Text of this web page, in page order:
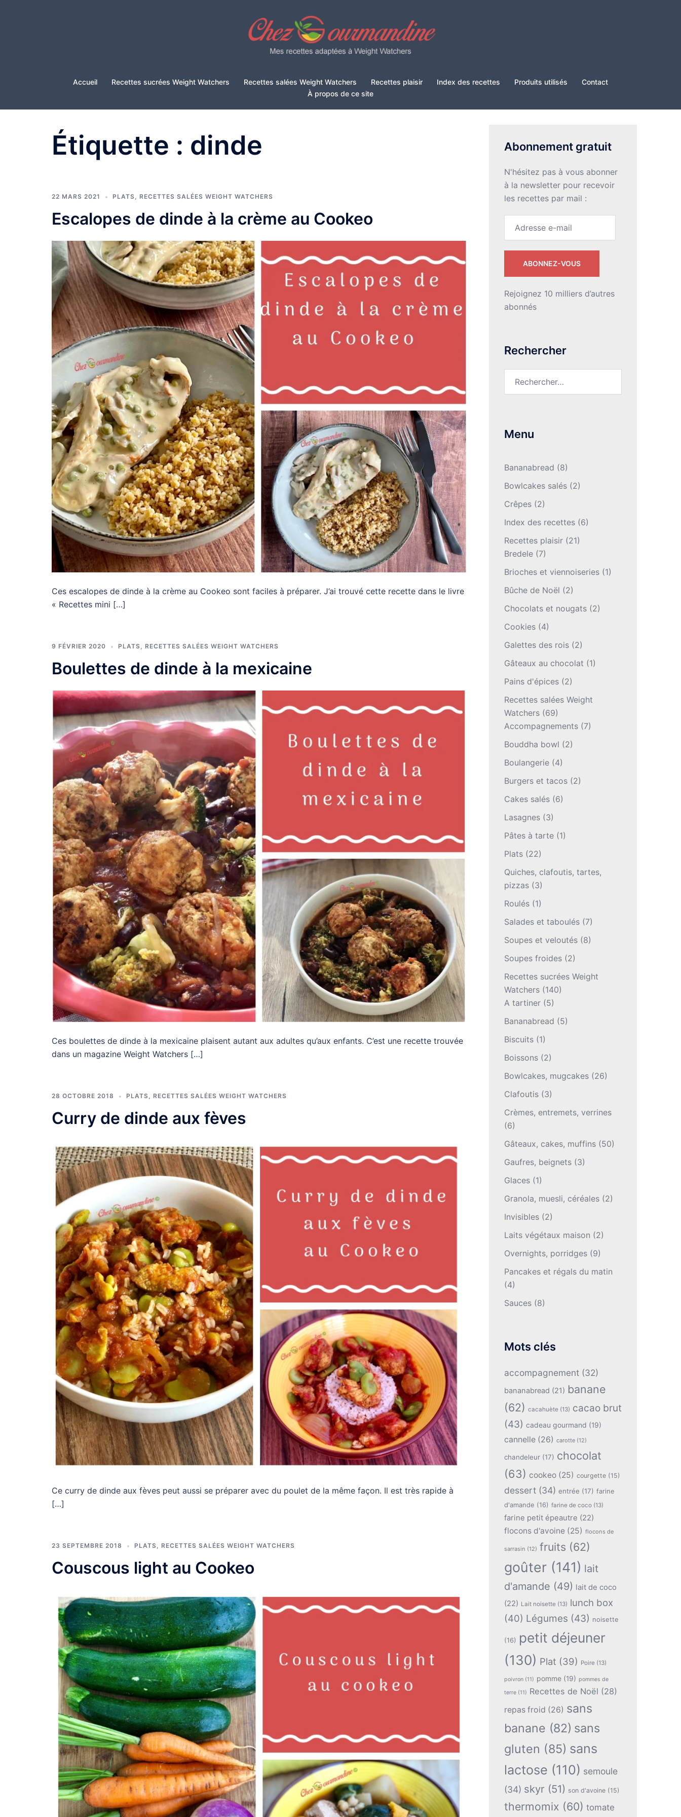
Accueil Recettes sucrées Weight Watchers Recettes salées Weight Watchers Recettes plaisir Index des recettes Produits utilisés
Contact
À propos de ce site
Étiquette : dinde
22 MARS 2021 PLATS, RECETTES SALÉES WEIGHT WATCHERS
Escalopes de dinde à la crème au Cookeo
Ces escalopes de dinde à la crème au Cookeo sont faciles à préparer. J’ai trouvé cette recette dans le livre
« Recettes mini […]
9 FÉVRIER 2020 PLATS, RECETTES SALÉES WEIGHT WATCHERS
Boulettes de dinde à la mexicaine
Ces boulettes de dinde à la mexicaine plaisent autant aux adultes qu’aux enfants. C’est une recette trouvée
dans un magazine Weight Watchers […]
28 OCTOBRE 2018 PLATS, RECETTES SALÉES WEIGHT WATCHERS
Curry de dinde aux fèves
Ce curry de dinde aux fèves peut aussi se préparer avec du poulet de la même façon. Il est très rapide à
[…]
23 SEPTEMBRE 2018 PLATS, RECETTES SALÉES WEIGHT WATCHERS
Couscous light au Cookeo
Abonnement gratuit
N'hésitez pas à vous abonner
à la newsletter pour recevoir
les recettes par mail :
ABONNEZ-VOUS
Rejoignez 10 milliers d’autres
abonnés
Rechercher
Menu
Bananabread (8)
Bowlcakes salés(2)
Crêpes(2)
Index des recettes(6)
Recettes plaisir(21)
Bredele(7)
Brioches et viennoiseries(1)
Bûche de Noël (2)
Chocolats et nougats(2)
Cookies(4)
Galettes des rois(2)
Gâteaux au chocolat (1)
Pains d'épices(2)
Recettes salées Weight
Watchers(69)
Accompagnements(7)
Bouddha bowl (2)
Boulangerie(4)
Burgers et tacos(2)
Cakes salés(6)
Lasagnes(3)
Pâtes à tarte(1)
Plats(22)
Quiches, clafoutis, tartes,
pizzas(3)
Roulés(1)
Salades et taboulés(7)
Soupes et veloutés(8)
Soupes froides(2)
Recettes sucrées Weight
Watchers(140)
A tartiner(5)
Bananabread (5)
Biscuits(1)
Boissons(2)
Bowlcakes, mugcakes(26)
Clafoutis(3)
Crèmes, entremets, verrines
(6)
Gâteaux, cakes, muffins(50)
Gaufres, beignets(3)
Glaces(1)
Granola, muesli, céréales(2)
Invisibles(2)
Laits végétaux maison (2)
Overnights, porridges(9)
Pancakes et régals du matin
(4)
Sauces(8)
Mots clés
accompagnement(32)
bananabread (21) banane
(62) cacahuète (13) cacao brut
(43) cadeau gourmand (19)
cannelle(26) carotte(12)
chandeleur(17) chocolat
(63) cookeo(25) courgette(15)
dessert(34) entrée (17) farine
d'amande (16) farine de coco(13)
farine petit épeautre (22)
flocons d'avoine(25) flocons de
sarrasin (12) fruits (62)
goûter(141) lait
d'amande (49) lait de coco
(22) Lait noisette (13) lunch box
(40) Légumes (43) noisette
(16) petit déjeuner
(130) Plat (39) Poire (13)
poivron(11) pomme(19) pommes de
terre(11) Recettes de Noël (28)
repas froid (26) sans
banane (82) sans
gluten (85) sans
lactose (110) semoule
(34) skyr (51) son d'avoine(15)
thermomix (60) tomate